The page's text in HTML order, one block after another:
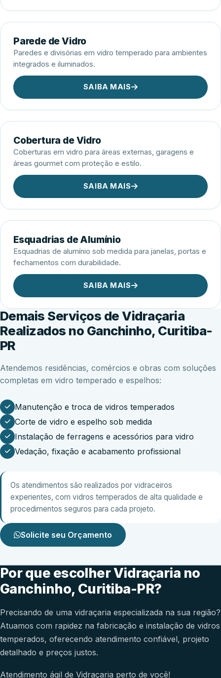
Parede de Vidro
Paredes e divisórias em vidro temperado para ambientes
integrados e iluminados.
SAIBA MAIS
Cobertura de Vidro
Coberturas em vidro para áreas externas, garagens e
áreas gourmet com proteção e estilo.
SAIBA MAIS
Esquadrias de Alumínio
Esquadrias de alumínio sob medida para janelas, portas e
fechamentos com durabilidade.
SAIBA MAIS
Demais Serviços de Vidraçaria
Realizados no Ganchinho, Curitiba-
PR
Atendemos residências, comércios e obras com soluções
completas em vidro temperado e espelhos:
Manutenção e troca de vidros temperados
Corte de vidro e espelho sob medida
Instalação de ferragens e acessórios para vidro
Vedação, fixação e acabamento profissional
Os atendimentos são realizados por vidraceiros
experientes, com vidros temperados de alta qualidade e
procedimentos seguros para cada projeto.
Solicite seu Orçamento
Por que escolher Vidraçaria no
Ganchinho, Curitiba-PR?
Precisando de uma vidraçaria especializada na sua região?
Atuamos com rapidez na fabricação e instalação de vidros
temperados, oferecendo atendimento confiável, projeto
detalhado e preços justos.
Atendimento ágil de Vidraçaria perto de você!